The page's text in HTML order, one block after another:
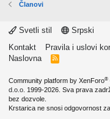
Članovi
Svetli stil
Srpski
Kontakt
Pravila i uslovi
Naslovna
R
Community platform by XenForo®
d.o.o. 1999-2026. Sva prava
bez dozvole.
Krstarica ne snosi odgovornost